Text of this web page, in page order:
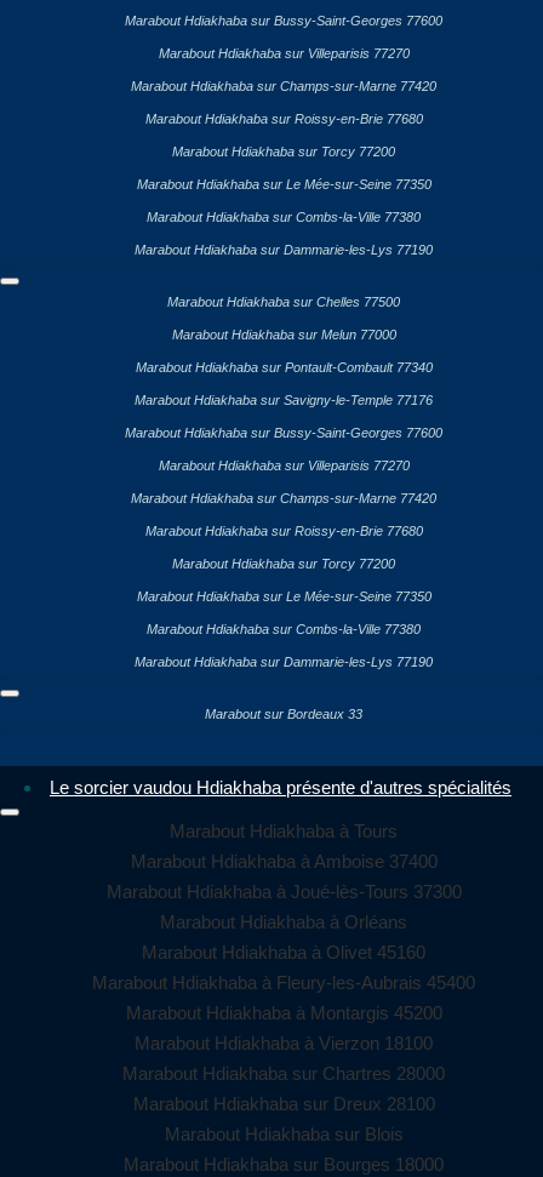
Marabout Hdiakhaba sur Bussy-Saint-Georges 77600
Marabout Hdiakhaba sur Villeparisis 77270
Marabout Hdiakhaba sur Champs-sur-Marne 77420
Marabout Hdiakhaba sur Roissy-en-Brie 77680
Marabout Hdiakhaba sur Torcy 77200
Marabout Hdiakhaba sur Le Mée-sur-Seine 77350
Marabout Hdiakhaba sur Combs-la-Ville 77380
Marabout Hdiakhaba sur Dammarie-les-Lys 77190
Marabout Hdiakhaba sur Chelles 77500
Marabout Hdiakhaba sur Melun 77000
Marabout Hdiakhaba sur Pontault-Combault 77340
Marabout Hdiakhaba sur Savigny-le-Temple 77176
Marabout Hdiakhaba sur Bussy-Saint-Georges 77600
Marabout Hdiakhaba sur Villeparisis 77270
Marabout Hdiakhaba sur Champs-sur-Marne 77420
Marabout Hdiakhaba sur Roissy-en-Brie 77680
Marabout Hdiakhaba sur Torcy 77200
Marabout Hdiakhaba sur Le Mée-sur-Seine 77350
Marabout Hdiakhaba sur Combs-la-Ville 77380
Marabout Hdiakhaba sur Dammarie-les-Lys 77190
Marabout sur Bordeaux 33
Le sorcier vaudou Hdiakhaba présente d'autres spécialités
Marabout Hdiakhaba à Tours
Marabout Hdiakhaba à Amboise 37400
Marabout Hdiakhaba à Joué-lès-Tours 37300
Marabout Hdiakhaba à Orléans
Marabout Hdiakhaba à Olivet 45160
Marabout Hdiakhaba à Fleury-les-Aubrais 45400
Marabout Hdiakhaba à Montargis 45200
Marabout Hdiakhaba à Vierzon 18100
Marabout Hdiakhaba sur Chartres 28000
Marabout Hdiakhaba sur Dreux 28100
Marabout Hdiakhaba sur Blois
Marabout Hdiakhaba sur Bourges 18000